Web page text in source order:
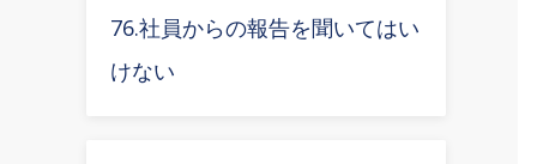
76.社員からの報告を聞いてはい
けない